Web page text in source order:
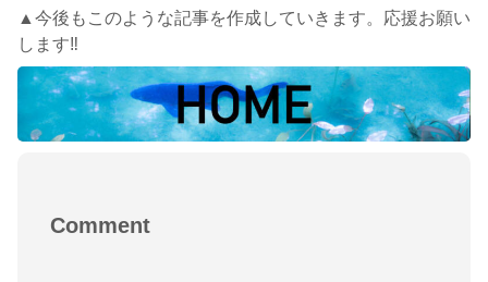
▲今後もこのような記事を作成していきます。応援お願い
します‼︎
Comment